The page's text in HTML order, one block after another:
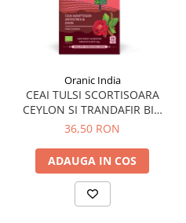
Oranic India
CEAI TULSI SCORTISOARA
CEYLON SI TRANDAFIR BIO
25 DZ
36,50 RON
ADAUGA IN COS